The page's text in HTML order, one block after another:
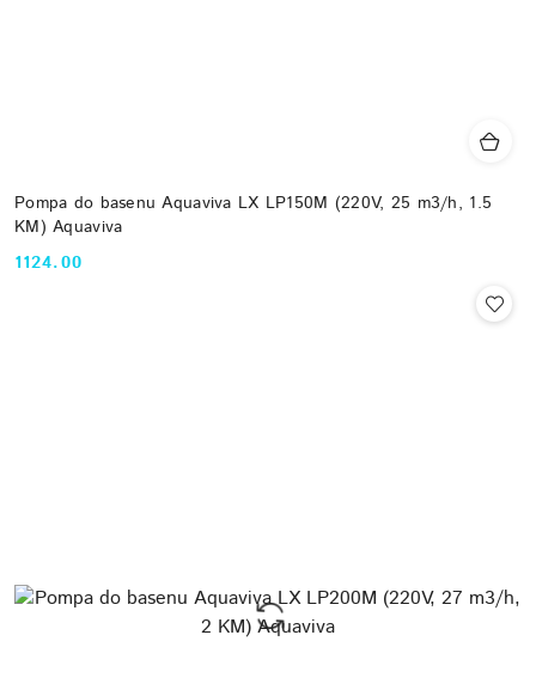
Pompa do basenu Aquaviva LX LP150M (220V, 25 m3/h, 1.5
KM) Aquaviva
Cena:
1124.00